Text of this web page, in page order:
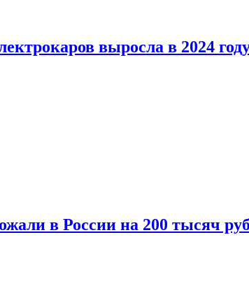
выросла в 2024
в России на 200 тысяч